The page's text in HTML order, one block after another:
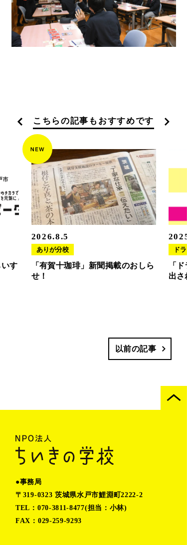
こちらの記事もおすすめです
す
2026.8.5
ありが分校
「有賀十珈琲」新聞掲載のおしら
せ！
ドラ
「
出さ
以前の記事
●事務局
〒319-0323 茨城県水戸市鯉淵町2222-2
TEL：070-3811-8477(担当：小林)
FAX：029-259-9293